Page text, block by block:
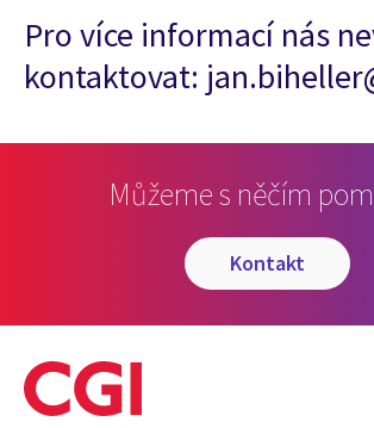
Pro více informací nás
kontaktovat:
Můžeme s něčím
kontakt